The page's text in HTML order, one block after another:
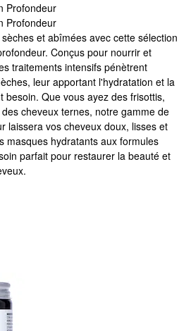
Profondeur
Profondeur
Profondeuret abîmées avec cette sélection
Conçus pour nourrir et
traitements intensifs pénètrent
leur apportant l'hydratation et la
besoin. Que vous ayez des frisottis,
cheveux ternes, notre gamme de
laissera vos cheveux doux, lisses et
masques hydratants aux formules
parfait pour restaurer la beauté et